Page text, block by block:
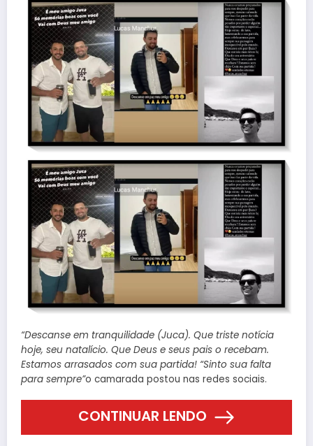
“Descanse em tranquilidade (Juca). Que triste notícia
hoje, seu natalício. Que Deus e seus pais o recebam.
Estamos arrasados ​​com sua partida! “Sinto sua falta
para sempre”o camarada postou nas redes sociais.
CONTINUAR LENDO